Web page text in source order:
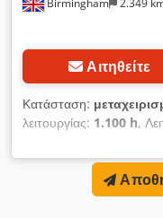
Birmingham 2.349
Αιτηθείτε
Κατάσταση:
λειτουργίας: 1.100 h,
αριθμός μηχανήματος/
5.536 χιλ., συνολικό
, Εξοπλισμός:
μεταβαλλόμενη, Για